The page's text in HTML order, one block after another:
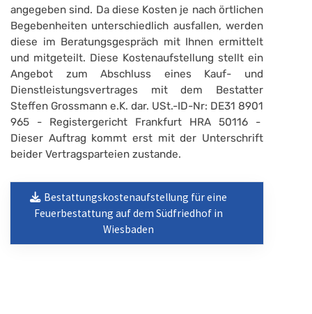
angegeben sind. Da diese Kosten je nach örtlichen
Begebenheiten unterschiedlich ausfallen, werden
diese im Beratungsgespräch mit Ihnen ermittelt
und mitgeteilt. Diese Kostenaufstellung stellt ein
Angebot zum Abschluss eines Kauf- und
Dienstleistungsvertrages mit dem Bestatter
Steffen Grossmann e.K. dar. USt.-ID-Nr: DE31 8901
965 - Registergericht Frankfurt HRA 50116 -
Dieser Auftrag kommt erst mit der Unterschrift
beider Vertragsparteien zustande.
Bestattungskostenaufstellung für eine
Feuerbestattung auf dem Südfriedhof in
Wiesbaden